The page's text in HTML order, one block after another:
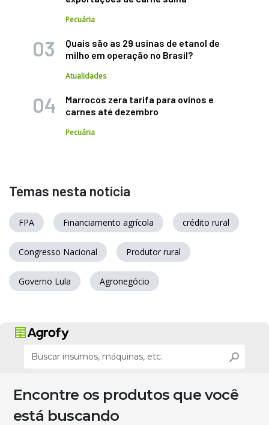
Pecuária
Quais são as 29 usinas de etanol de
milho em operação no Brasil?
Atualidades
Marrocos zera tarifa para ovinos e
carnes até dezembro
Pecuária
Temas nesta notícia
FPA Financiamento agrícola crédito rural
Congresso Nacional Produtor rural
Governo Lula Agronegócio
Encontre os produtos que você
está buscando